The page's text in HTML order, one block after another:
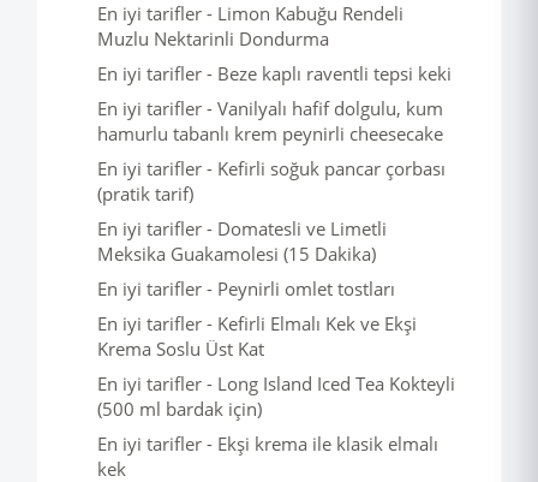
En iyi tarifler - Limon Kabuğu Rendeli
Muzlu Nektarinli Dondurma
En iyi tarifler - Beze kaplı raventli tepsi keki
En iyi tarifler - Vanilyalı hafif dolgulu, kum
hamurlu tabanlı krem peynirli cheesecake
En iyi tarifler - Kefirli soğuk pancar çorbası
(pratik tarif)
En iyi tarifler - Domatesli ve Limetli
Meksika Guakamolesi (15 Dakika)
En iyi tarifler - Peynirli omlet tostları
En iyi tarifler - Kefirli Elmalı Kek ve Ekşi
Krema Soslu Üst Kat
En iyi tarifler - Long Island Iced Tea Kokteyli
(500 ml bardak için)
En iyi tarifler - Ekşi krema ile klasik elmalı
kek